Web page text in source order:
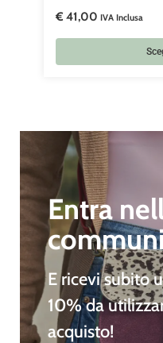
€ 41,00 IVA Inclusa
Entra
E ricevi subito
10%da
acquisto!